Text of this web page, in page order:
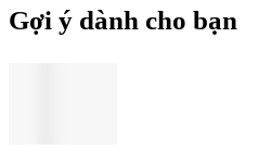
Gợi ý dành cho bạn